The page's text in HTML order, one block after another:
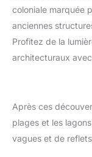
coloniale marquée
anciennes
Profitez de la
architecturaux
Après ces
plages et les
vagues et de